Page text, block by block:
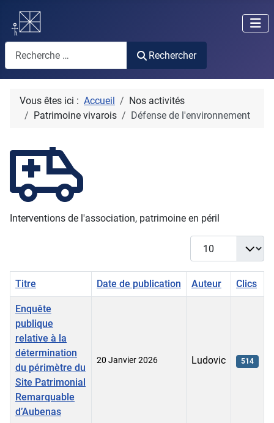
Rechercher
Rechercher
Vous êtes ici : Accueil
Nos activités
Patrimoine vivarois
Défense de l'environnement
Interventions de l'association, patrimoine en péril
Afficher #
Titre Date de publication Auteur Clics
Enquête
publique
relative à la
détermination
du périmètre du
Site Patrimonial
Remarquable
d’Aubenas
20 Janvier 2026 Ludovic 514